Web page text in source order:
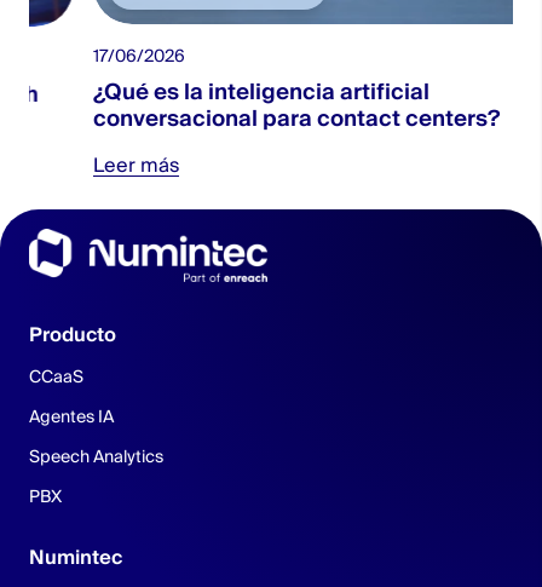
17/06/2026
¿Qué es la inteligencia artificial
conversacional para contact centers?
Leer más
Producto
CCaaS
Agentes IA
Speech Analytics
PBX
Numintec